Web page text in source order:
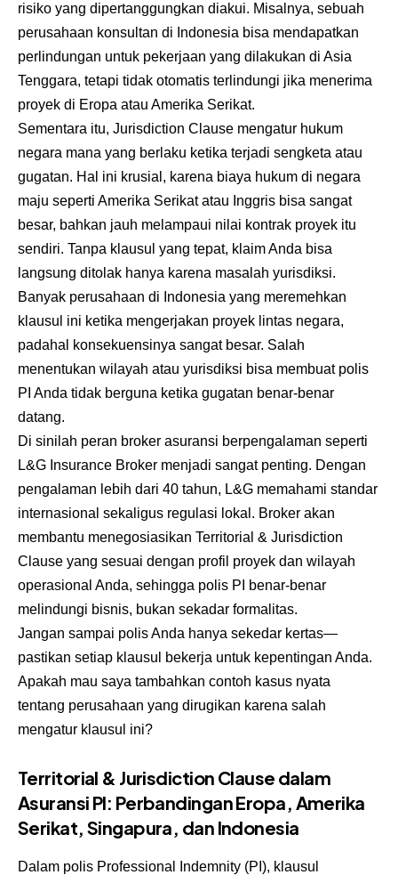
risiko yang dipertanggungkan diakui. Misalnya, sebuah
perusahaan konsultan di Indonesia bisa mendapatkan
perlindungan untuk pekerjaan yang dilakukan di Asia
Tenggara, tetapi tidak otomatis terlindungi jika menerima
proyek di Eropa atau Amerika Serikat.
Sementara itu, Jurisdiction Clause mengatur hukum
negara mana yang berlaku ketika terjadi sengketa atau
gugatan. Hal ini krusial, karena biaya hukum di negara
maju seperti Amerika Serikat atau Inggris bisa sangat
besar, bahkan jauh melampaui nilai kontrak proyek itu
sendiri. Tanpa klausul yang tepat, klaim Anda bisa
langsung ditolak hanya karena masalah yurisdiksi.
Banyak perusahaan di Indonesia yang meremehkan
klausul ini ketika mengerjakan proyek lintas negara,
padahal konsekuensinya sangat besar. Salah
menentukan wilayah atau yurisdiksi bisa membuat polis
PI Anda tidak berguna ketika gugatan benar-benar
datang.
Di sinilah peran broker asuransi berpengalaman seperti
L&G Insurance Broker menjadi sangat penting. Dengan
pengalaman lebih dari 40 tahun, L&G memahami standar
internasional sekaligus regulasi lokal. Broker akan
membantu menegosiasikan Territorial & Jurisdiction
Clause yang sesuai dengan profil proyek dan wilayah
operasional Anda, sehingga polis PI benar-benar
melindungi bisnis, bukan sekadar formalitas.
Jangan sampai polis Anda hanya sekedar kertas—
pastikan setiap klausul bekerja untuk kepentingan Anda.
Apakah mau saya tambahkan contoh kasus nyata
tentang perusahaan yang dirugikan karena salah
mengatur klausul ini?
Territorial & Jurisdiction Clause dalam
Asuransi PI: Perbandingan Eropa, Amerika
Serikat, Singapura, dan Indonesia
Dalam polis Professional Indemnity (PI), klausul